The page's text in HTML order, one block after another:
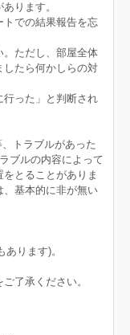
ります。
トでの結果報告を忘
。ただし、部屋全体
したら何かしらの対
行った」と判断され
トラブルがあった
ブルの内容によって
とることがありま
、基本的に非が無い
ります)。
了承ください。